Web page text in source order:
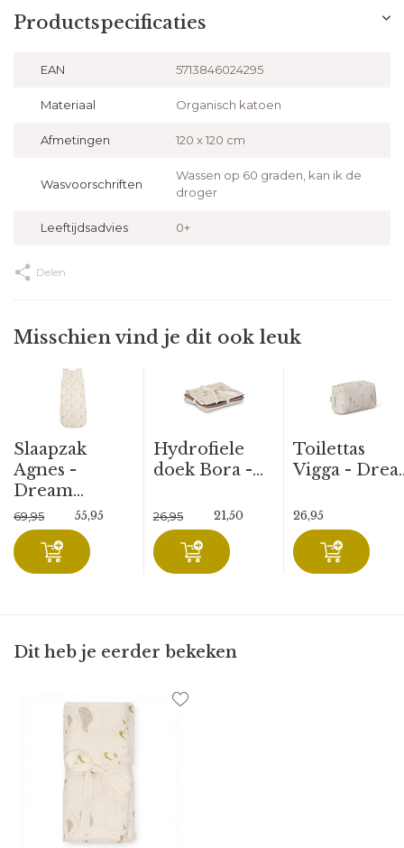
Productspecificaties
EAN 5713846024295
Materiaal Organisch katoen
Afmetingen 120 x 120 cm
Wasvoorschriften
Wassen op 60 graden, kan ik de
droger
Leeftijdsadvies 0+
Delen
Misschien vind je dit ook leuk
Slaapzak
Agnes -
Dream...
69,95 55,95
Hydrofiele
doek Bora -...
26,95 21,50
Toilettas
Vigga -
26,95
Dit heb je eerder bekeken